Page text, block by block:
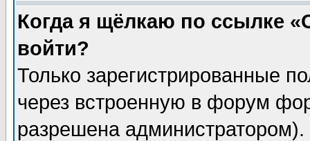
Когда я щёлкаю по ссылке
войти?
Только зарегистрированные
через встроенную в форум
разрешена